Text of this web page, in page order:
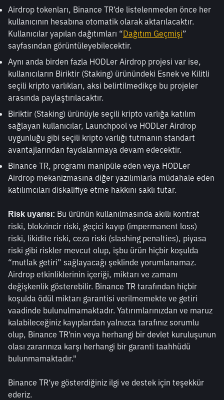
Airdrop tokenları, Binance TR’de listelenmeden önce her
kullanıcının hesabına otomatik olarak aktarılacaktır.
Kullanıcılar yapılan dağıtımları “Dağıtım Geçmişi”
sayfasından görüntüleyebilecektir.
Aynı anda birden fazla HODLer Airdrop projesi var ise,
kullanıcıların Biriktir (Staking) ürünündeki Esnek ve Kilitli
seçili kripto varlıkları, aksi belirtilmedikçe bu projeler
arasında paylaştırılacaktır.
Biriktir (Staking) ürünüyle seçili kripto varlığa katılım
sağlayan kullanıcılar, Launchpool ve HODLer Airdrop
uygunluğu gibi seçili kripto varlığı tutmanın standart
avantajlarından faydalanmaya devam edecektir.
Binance TR, programı manipüle eden veya HODLer
Airdrop mekanizmasına diğer yazılımlarla müdahale eden
katılımcıları diskalifiye etme hakkını saklı tutar.
Risk uyarısı: Bu ürünün kullanılmasında akıllı kontrat
riski, blokzincir riski, geçici kayıp (impermanent loss)
riski, likidite riski, ceza riski (slashing penalties), piyasa
riski gibi riskler mevcut olup, işbu ürün hiçbir koşulda
“mutlak getiri” sağlayacağı şeklinde yorumlanamaz.
Airdrop etkinliklerinin içeriği, miktarı ve zamanı
değişkenlik gösterebilir. Binance TR tarafından hiçbir
koşulda ödül miktarı garantisi verilmemekte ve getiri
vaadinde bulunulmamaktadır. Yatırımlarınızdan ve maruz
kalabileceğiniz kayıplardan yalnızca tarafınız sorumlu
olup, Binance TR’nin veya herhangi bir devlet kuruluşunun
olası zararınıza karşı herhangi bir garanti taahhüdü
bulunmamaktadır."
Binance TR‘ye gösterdiğiniz ilgi ve destek için teşekkür
ederiz.